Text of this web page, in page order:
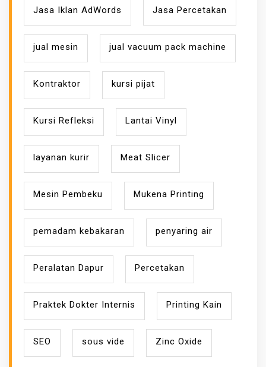
Jasa Iklan AdWords Jasa Percetakan
jual mesin jual vacuum pack machine
Kontraktor kursi pijat
Kursi Refleksi Lantai Vinyl
layanan kurir Meat Slicer
Mesin Pembeku Mukena Printing
pemadam kebakaran penyaring air
Peralatan Dapur Percetakan
Praktek Dokter Internis Printing Kain
SEO sous vide Zinc Oxide